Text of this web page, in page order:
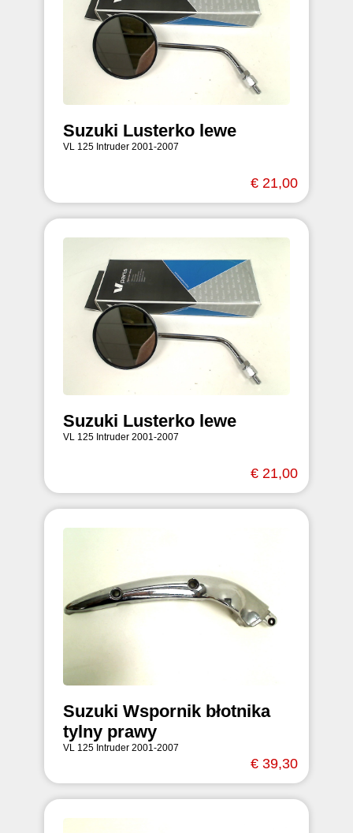
Suzuki Lusterko lewe
VL 125 Intruder 2001-2007
€ 21,00
Suzuki Lusterko lewe
VL 125 Intruder 2001-2007
€ 21,00
Suzuki Wspornik błotnika
tylny prawy
VL 125 Intruder 2001-2007
€ 39,30